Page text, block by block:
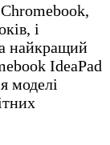
і
найкращий
IdeaPad
моделі